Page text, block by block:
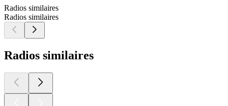
Radios similaires
Radios similaires
Radios similaires